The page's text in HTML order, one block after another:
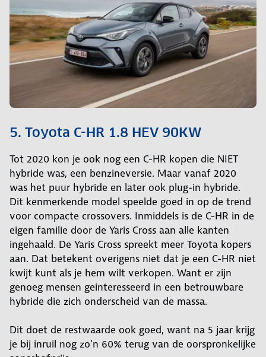
5. Toyota C-HR 1.8 HEV 90KW
Tot 2020 kon je ook nog een C-HR kopen die NIET
hybride was, een benzineversie. Maar vanaf 2020
was het puur hybride en later ook plug-in hybride.
Dit kenmerkende model speelde goed in op de trend
voor compacte crossovers. Inmiddels is de C-HR in de
eigen familie door de Yaris Cross aan alle kanten
ingehaald. De Yaris Cross spreekt meer Toyota kopers
aan. Dat betekent overigens niet dat je een C-HR niet
kwijt kunt als je hem wilt verkopen. Want er zijn
genoeg mensen geinteresseerd in een betrouwbare
hybride die zich onderscheid van de massa.
Dit doet de restwaarde ook goed, want na 5 jaar krijg
je bij inruil nog zo'n 60% terug van de oorspronkelijke